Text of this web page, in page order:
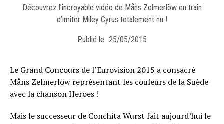
Découvrez l’incroyable vidéo de Måns Zelmerlöw en train
d’imiter Miley Cyrus totalement nu !
Publié le 25/05/2015
Le Grand Concours de l’Eurovision 2015 a consacré
Måns Zelmerlöw représentant les couleurs de la Suède
avec la chanson Heroes !
Mais le successeur de Conchita Wurst fait aujourd’hui le